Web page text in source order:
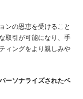
ンの恩恵を受けること
取引が可能になり、手
ィングをより親しみや
ーソナライズされたベ